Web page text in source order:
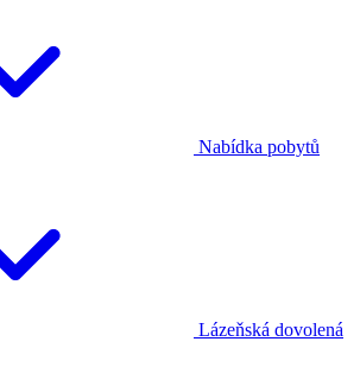
Nabídka pobytů
Lázeňská dovolená